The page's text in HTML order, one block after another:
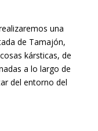
una
de Tamajón,
kársticas, de
a lo largo de
del entorno del